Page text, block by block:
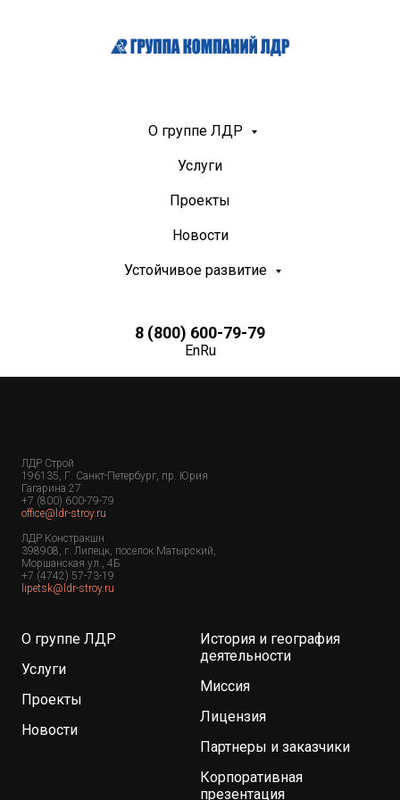
О группе ЛДР
Услуги
Проекты
Новости
Устойчивое развитие
8 (800) 600-79-79
EnRu
ЛДР Строй
196135, Г. Санкт-Петербург, пр. Юрия
Гагарина 27
+7 (800) 600-79-79
office@ldr-stroy.ru
ЛДР Констракшн
398908, г. Липецк, поселок Матырский,
Моршанская ул., 4Б
+7 (4742) 57-73-19
lipetsk@ldr-stroy.ru
О группе ЛДР
Услуги
Проекты
Новости
История и география
деятельности
Миссия
Лицензия
Партнеры и заказчики
Корпоративная
презентация